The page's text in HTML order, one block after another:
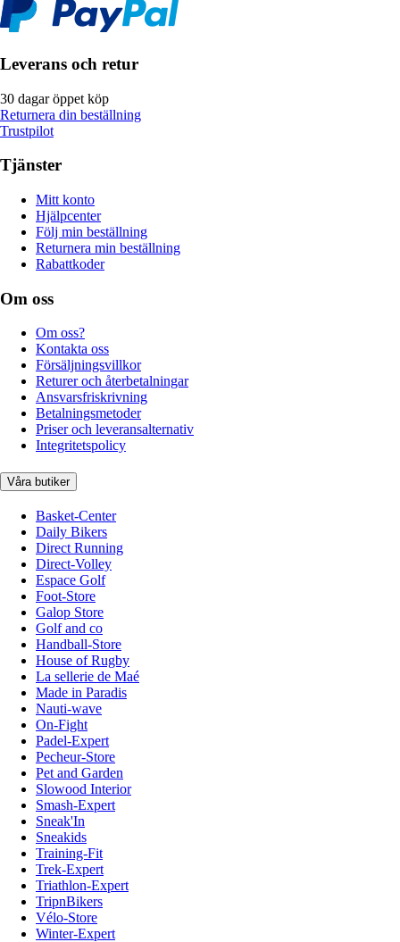
Leverans och retur
30 dagar öppet köp
Returnera din beställning
Trustpilot
Tjänster
Mitt konto
Hjälpcenter
Följ min beställning
Returnera min beställning
Rabattkoder
Om oss
Om oss?
Kontakta oss
Försäljningsvillkor
Returer och återbetalningar
Ansvarsfriskrivning
Betalningsmetoder
Priser och leveransalternativ
Integritetspolicy
Våra butiker
Basket-Center
Daily Bikers
Direct Running
Direct-Volley
Espace Golf
Foot-Store
Galop Store
Golf and co
Handball-Store
House of Rugby
La sellerie de Maé
Made in Paradis
Nauti-wave
On-Fight
Padel-Expert
Pecheur-Store
Pet and Garden
Slowood Interior
Smash-Expert
Sneak'In
Sneakids
Training-Fit
Trek-Expert
Triathlon-Expert
TripnBikers
Vélo-Store
Winter-Expert